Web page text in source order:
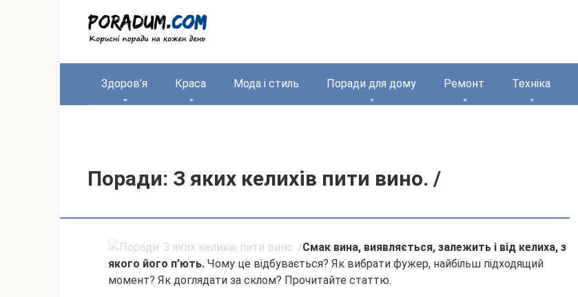
Здоров’я Краса Мода і стиль Поради для дому Ремонт Техніка
Поради: З яких келихів пити вино. /
Смак вина, виявляється, залежить і від келиха, з
якого його п’ють. Чому це відбувається? Як вибрати фужер, найбільш підходящий
момент? Як доглядати за склом? Прочитайте статтю.